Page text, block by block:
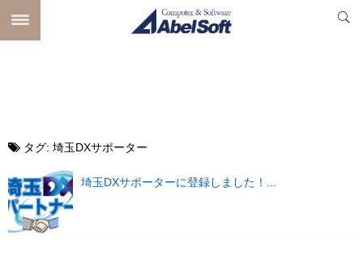
タグ: 埼玉DXサポーター
埼玉DXサポーターに登録しました！...